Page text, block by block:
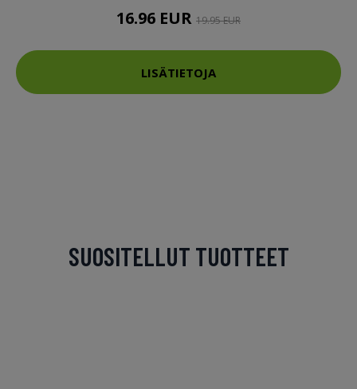
16.96 EUR 19.95 EUR
LISÄTIETOJA
SUOSITELLUT TUOTTEET